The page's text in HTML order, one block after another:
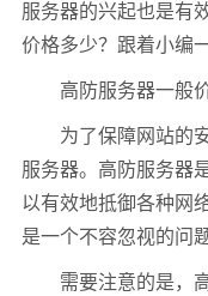
服务器的兴起也是有
价格多少？跟着小编
高防服务器一般价
为了保障网站的安
服务器。高防服务器
以有效地抵御各种网
是一个不容忽视的问题
需要注意的是，高